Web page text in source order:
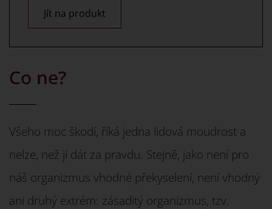
Jít na produkt
Co ne?
Všeho moc škodí, říká jedna lidová moudrost a
nelze, než jí dát za pravdu. Stejně, jako není pro
náš organizmus vhodné překyselení, není vhodný
ani druhý extrém: zásaditý organizmus, tzv.